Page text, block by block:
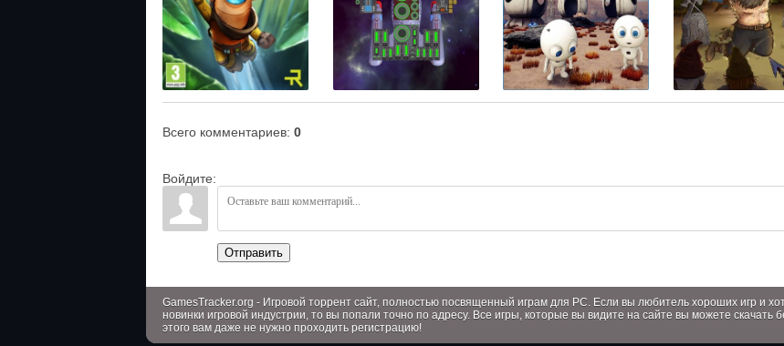
Всего комментариев: 0
Войдите:
Отправить
GamesTracker.org - Игровой торрент сайт, полностью посвященный играм для PC. Если вы любитель хороших игр и
новинки игровой индустрии, то вы попали точно по адресу. Все игры, которые вы видите на сайте вы можете скачать
этого вам даже не нужно проходить регистрацию!